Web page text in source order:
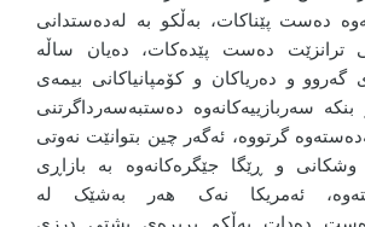
دەست پێناکات، بەڵکو بە لەدەستدانی
ترانزێت دەست پێدەکات، دەیان ساڵە
و دەریاکان و کۆمپانیاکانی بیمەی
سەربازییەکانەوە دەستبەسەرداگرتنی
گرتووە، ئەگەر چین بتوانێت نەوتی
و ڕێگا جێگرەکانەوە بە بازاڕی
ئەمریکا نەک هەر بەشێک لە
دەدات بەڵکو بڕبڕەی پشتی درزی